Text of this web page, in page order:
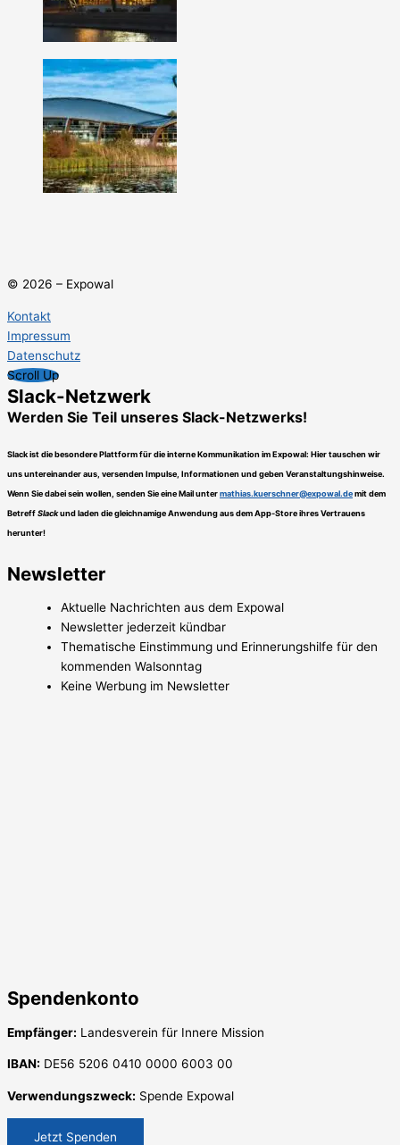
© 2026 – Expowal
Kontakt
Impressum
Datenschutz
Scroll Up
Slack-Netzwerk
Werden Sie Teil unseres Slack-Netzwerks!
Slack ist die besondere Plattform für die interne Kommunikation im Expowal: Hier tauschen wir
uns untereinander aus, versenden Impulse, Informationen und geben Veranstaltungshinweise.
Wenn Sie dabei sein wollen, senden Sie eine Mail untermathias.kuerschner@expowal.demit dem
BetreffSlackund laden die gleichnamige Anwendung aus dem App-Store ihres Vertrauens
herunter!
Newsletter
Aktuelle Nachrichten aus dem Expowal
Newsletter jederzeit kündbar
Thematische Einstimmung und Erinnerungshilfe für den
kommenden Walsonntag
Keine Werbung im Newsletter
Spendenkonto
Empfänger: Landesverein für Innere Mission
IBAN: DE56 5206 0410 0000 6003 00
Verwendungszweck: Spende Expowal
Jetzt Spenden